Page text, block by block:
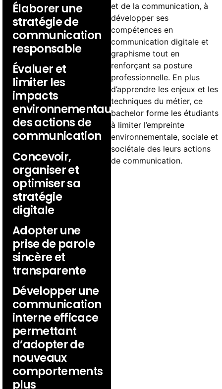
Élaborer une
stratégie de
communication
responsable
Évaluer et
limiter les
impacts
environnementaux
des actions de
communication
Concevoir,
organiser et
optimiser sa
stratégie
digitale
Adopter une
prise de parole
sincère et
transparente
Développer une
communication
interne efficace
permettant
d’adopter de
nouveaux
comportements
plus
et de la communication, à
développer ses
compétences en
communication digitale et
graphisme tout en
renforçant sa posture
professionnelle. En plus
d’apprendre les enjeux et les
techniques du métier, ce
bachelor forme les étudiants
à limiter l’empreinte
environnementale, sociale et
sociétale des leurs actions
de communication.